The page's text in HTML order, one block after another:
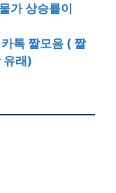
가 상승률이
톡 짤모음 ( 짤
유래)